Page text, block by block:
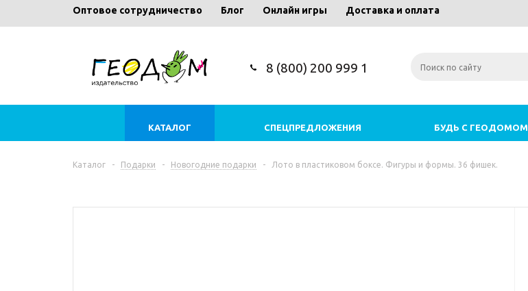
Оптовое сотрудничество Блог Онлайн игры Доставка и оплата
8 (800) 200 999 1
КАТАЛОГ СПЕЦПРЕДЛОЖЕНИЯ БУДЬ С ГЕОДОМОМ
Каталог - Подарки - Новогодние подарки - Лото в пластиковом боксе. Фигуры и формы. 36 фишек.